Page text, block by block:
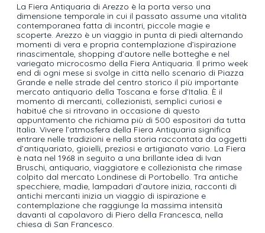
La Fiera Antiquaria di Arezzo è la porta verso una
dimensione temporale in cui il passato assume una vitalità
contemporanea fatta di incontri, piccole magie e
scoperte. Arezzo è un viaggio in punta di piedi alternando
momenti di vera e propria contemplazione d’ispirazione
rinascimentale, shopping d’autore nelle botteghe e nel
variegato microcosmo della Fiera Antiquaria. Il primo week
end di ogni mese si svolge in città nello scenario di Piazza
Grande e nelle strade del centro storico il più importante
mercato antiquario della Toscana e forse d’Italia. È il
momento di mercanti, collezionisti, semplici curiosi e
habitué che si ritrovano in occasione di questo
appuntamento che richiama più di 500 espositori da tutta
Italia. Vivere l’atmosfera della Fiera Antiquaria significa
entrare nelle tradizioni e nella storia raccontata da oggetti
d’antiquariato, gioielli, preziosi e artigianato vario. La Fiera
è nata nel 1968 in seguito a una brillante idea di Ivan
Bruschi, antiquario, viaggiatore e collezionista che rimase
colpito dal mercato Londinese di Portobello. Tra antiche
specchiere, madie, lampadari d’autore inizia, racconti di
antichi mercanti inizia un viaggio di ispirazione e
contemplazione che raggiunge la massima intensità
davanti al capolavoro di Piero della Francesca, nella
chiesa di San Francesco.